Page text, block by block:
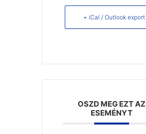
+ iCal / Outlook export
OSZD MEG EZT AZ
ESEMÉNYT